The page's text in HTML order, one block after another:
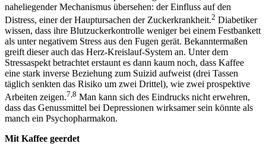
naheliegender Mechanismus übersehen: der Einfluss auf den
Distress, einer der Hauptursachen der Zuckerkrankheit.2 Diabetiker
wissen, dass ihre Blutzuckerkontrolle weniger bei einem Festbankett
als unter negativem Stress aus den Fugen gerät. Bekanntermaßen
greift dieser auch das Herz-Kreislauf-System an. Unter dem
Stressaspekt betrachtet erstaunt es dann kaum noch, dass Kaffee
eine stark inverse Beziehung zum Suizid aufweist (drei Tassen
täglich senkten das Risiko um zwei Drittel), wie zwei prospektive
Arbeiten zeigen.7,8 Man kann sich des Eindrucks nicht erwehren,
dass das Genussmittel bei Depressionen wirksamer sein könnte als
manch ein Psychopharmakon.
Mit Kaffee geerdet